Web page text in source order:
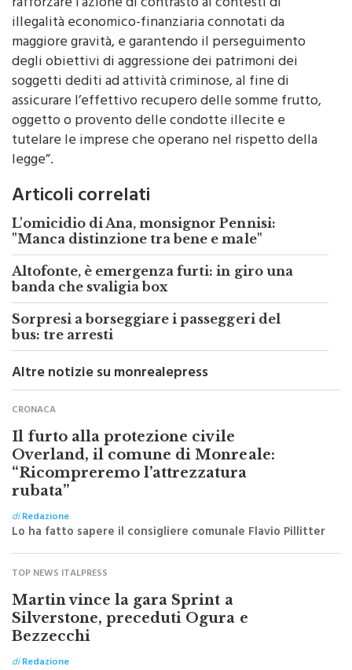
maggiore gravità, e garantendo il perseguimento
degli obiettivi di aggressione dei patrimoni dei
soggetti dediti ad attività criminose, al fine di
assicurare l’effettivo recupero delle somme frutto,
oggetto o provento delle condotte illecite e
tutelare le imprese che operano nel rispetto della
legge”.
Articoli correlati
L'omicidio di Ana, monsignor Pennisi:
"Manca distinzione tra bene e male"
banda che svaligia box
Sorpresi a borseggiare i passeggeri del
bus: tre arresti
Altre notizie su monrealepress
CRONACA
Il furto alla protezione civile
Overland, il comune di Monreale:
“Ricompreremo l’attrezzatura
rubata”
diRedazione
Lo ha fatto sapere il consigliere comunale Flavio Pillitter
TOP NEWS ITALPRESS
Martin vince la gara Sprint a
Silverstone, preceduti Ogura e
Bezzecchi
diRedazione